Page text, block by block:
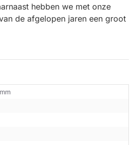
hebben we met onze
de afgelopen jaren een groot